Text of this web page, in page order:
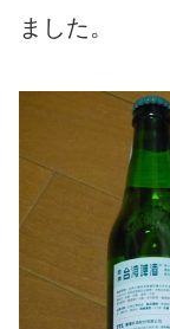
ました。